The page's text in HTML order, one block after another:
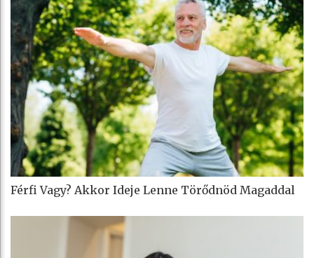
Férfi Vagy? Akkor Ideje Lenne Törődnöd Magaddal